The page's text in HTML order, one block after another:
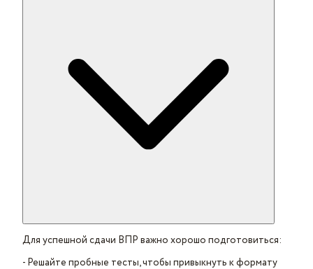
Для успешной сдачи ВПР важно хорошо подготовиться:
- Решайте пробные тесты, чтобы привыкнуть к формату